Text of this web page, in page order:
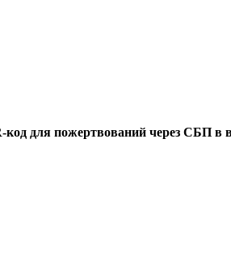
код для пожертвований через СБП в